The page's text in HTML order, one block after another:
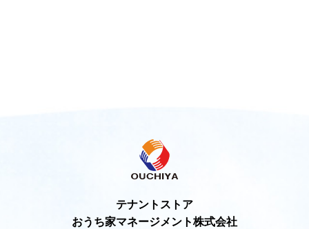
テナントストア
おうち家マネージメント株式会社